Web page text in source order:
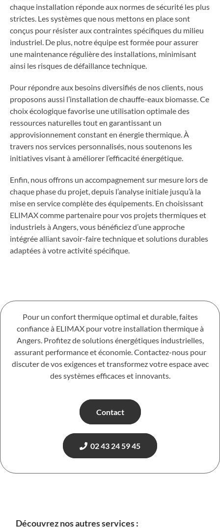
chaque installation réponde aux normes de sécurité les plus
strictes. Les systèmes que nous mettons en place sont
conçus pour résister aux contraintes spécifiques du milieu
industriel. De plus, notre équipe est formée pour assurer
une maintenance régulière des installations, minimisant
ainsi les risques de défaillance technique.
Pour répondre aux besoins diversifiés de nos clients, nous
proposons aussi l’installation de chauffe-eaux biomasse. Ce
choix écologique favorise une utilisation optimale des
ressources naturelles tout en garantissant un
approvisionnement constant en énergie thermique. À
travers nos services personnalisés, nous soutenons les
initiatives visant à améliorer l’efficacité énergétique.
Enfin, nous offrons un accompagnement sur mesure lors de
chaque phase du projet, depuis l’analyse initiale jusqu’à la
mise en service complète des équipements. En choisissant
ELIMAX comme partenaire pour vos projets thermiques et
industriels à Angers, vous bénéficiez d’une approche
intégrée alliant savoir-faire technique et solutions durables
adaptées à votre activité spécifique.
Pour un confort thermique optimal et durable, faites
confiance à ELIMAX pour votre installation thermique à
Angers. Profitez de solutions énergétiques industrielles,
assurant performance et économie. Contactez-nous pour
discuter de vos exigences et transformez votre espace avec
des systèmes efficaces et innovants.
Contact
02 43 24 59 45
Découvrez nos autres services :